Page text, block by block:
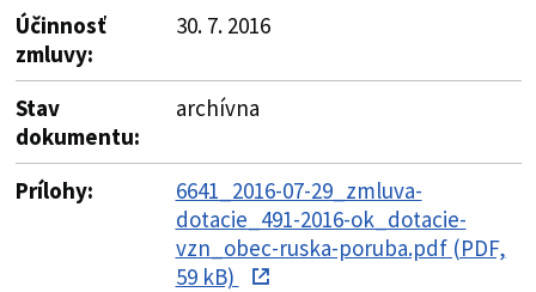
Účinnosť
zmluvy:
30. 7. 2016
Stav
dokumentu:
archívna
Prílohy:
6641_2016-07-29_zmluva-
dotacie_491-2016-ok_dotacie-
vzn_obec-ruska-poruba.pdf (PDF,
59 kB)